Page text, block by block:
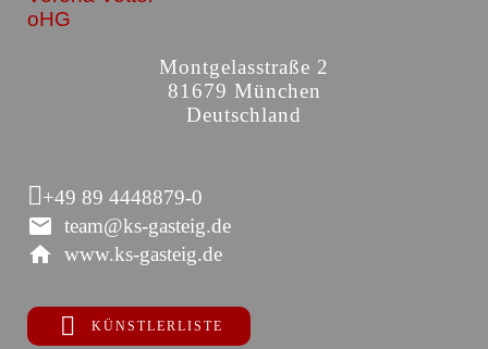
oHG
Montgelasstraße 2
81679 München
Deutschland
+49 89 4448879-0
team@ks-gasteig.de
www.ks-gasteig.de
KÜNSTLERLISTE